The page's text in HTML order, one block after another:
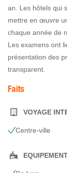
an. Les hôtels qui
mettre en œuvre
chaque année de
Les examens ont
présentation des
transparent.
Faits
VOYAGE
Centre-ville